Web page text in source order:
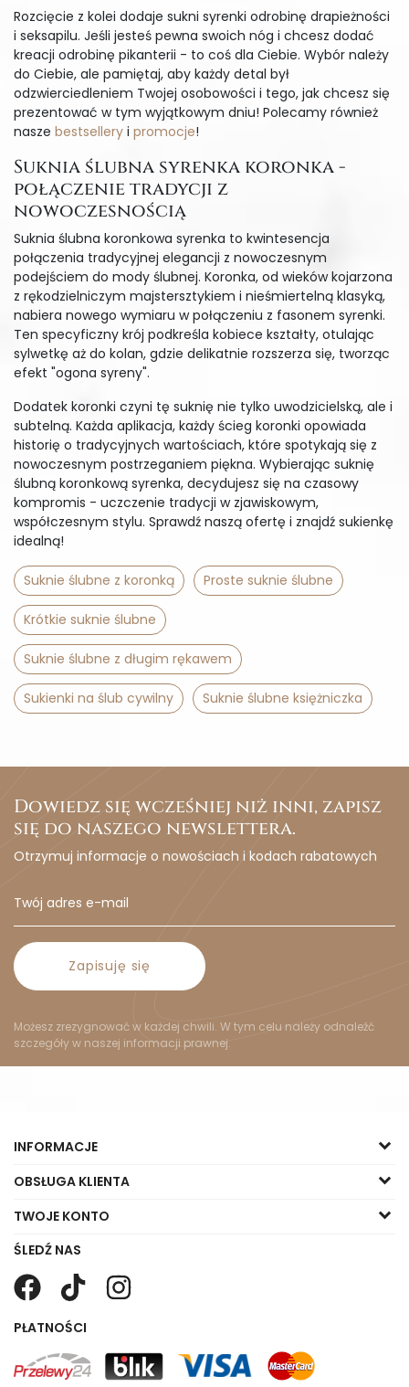
Rozcięcie z kolei dodaje sukni syrenki odrobinę drapieżności
i seksapilu. Jeśli jesteś pewna swoich nóg i chcesz dodać
kreacji odrobinę pikanterii - to coś dla Ciebie. Wybór należy
do Ciebie, ale pamiętaj, aby każdy detal był
odzwierciedleniem Twojej osobowości i tego, jak chcesz się
prezentować w tym wyjątkowym dniu! Polecamy również
nasze bestsellery i promocje!
Suknia ślubna syrenka koronka -
połączenie tradycji z
nowoczesnością
Suknia ślubna koronkowa syrenka to kwintesencja
połączenia tradycyjnej elegancji z nowoczesnym
podejściem do mody ślubnej. Koronka, od wieków kojarzona
z rękodzielniczym majstersztykiem i nieśmiertelną klasyką,
nabiera nowego wymiaru w połączeniu z fasonem syrenki.
Ten specyficzny krój podkreśla kobiece kształty, otulając
sylwetkę aż do kolan, gdzie delikatnie rozszerza się, tworząc
efekt "ogona syreny".
Dodatek koronki czyni tę suknię nie tylko uwodzicielską, ale i
subtelną. Każda aplikacja, każdy ścieg koronki opowiada
historię o tradycyjnych wartościach, które spotykają się z
nowoczesnym postrzeganiem piękna. Wybierając suknię
ślubną koronkową syrenka, decydujesz się na czasowy
kompromis - uczczenie tradycji w zjawiskowym,
współczesnym stylu. Sprawdź naszą ofertę i znajdź sukienkę
idealną!
Suknie ślubne z koronką Proste suknie ślubne
Krótkie suknie ślubne
Suknie ślubne z długim rękawem
Sukienki na ślub cywilny Suknie ślubne księżniczka
Dowiedz się wcześniej niż inni, zapisz
się do naszego newslettera.
Otrzymuj informacje o nowościach i kodach rabatowych
Zapisuję się
Możesz zrezygnować w każdej chwili. W tym celu należy odnaleźć
szczegóły w naszej informacji prawnej.
INFORMACJE
OBSŁUGA KLIENTA
TWOJE KONTO
ŚLEDŹ NAS
PŁATNOŚCI